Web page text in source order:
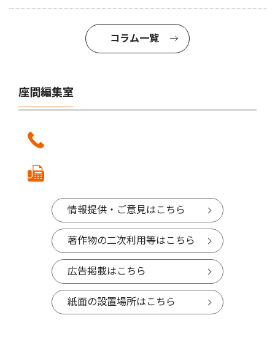
コラム一覧
座間編集室
情報提供・ご意見はこちら
著作物の二次利用等はこちら
広告掲載はこちら
紙面の設置場所はこちら